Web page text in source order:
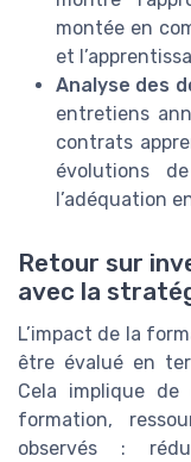
montée en
et
Analyse des
entretiens
contrats
évolutions
l’adéquation
Retour sur
avec la
L’impact de la
être évalué en
Cela implique de
formation,
observés :